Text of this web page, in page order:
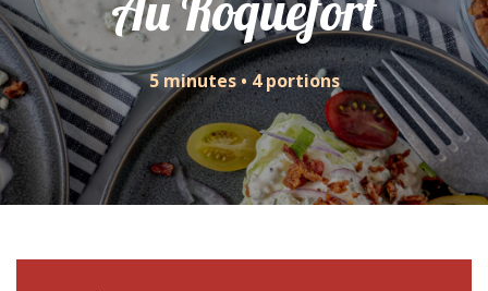
5 minutes•4 portions